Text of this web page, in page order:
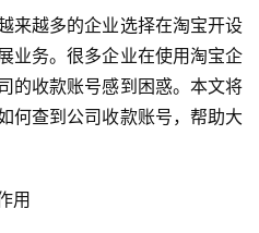
来越多的企业选择在淘宝开设
业务。很多企业在使用淘宝企
的收款账号感到困惑。本文将
何查到公司收款账号，帮助大
用